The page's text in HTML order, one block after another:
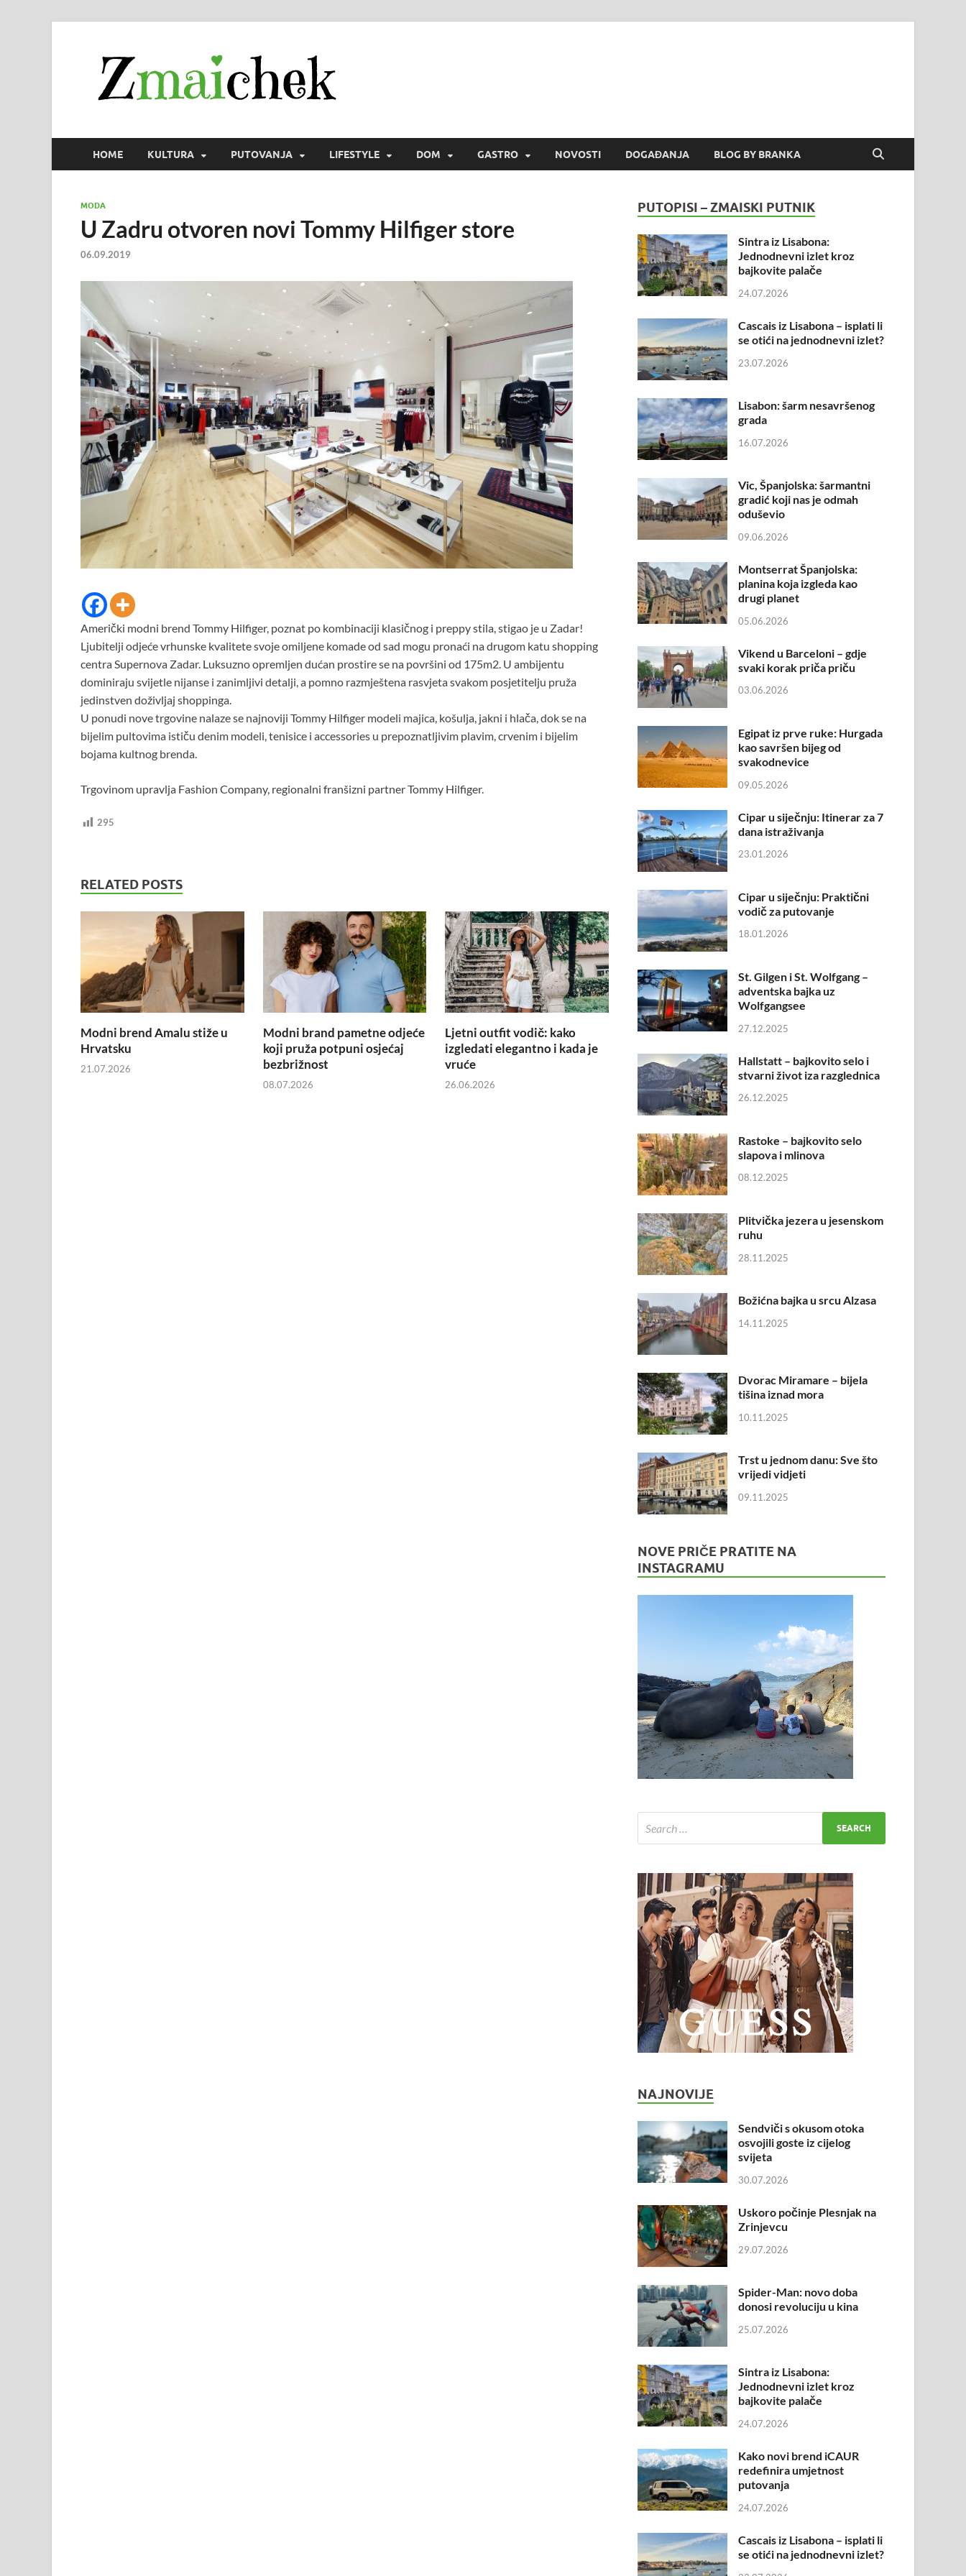
HOME KULTURA PUTOVANJA LIFESTYLE DOM GASTRO NOVOSTI DOGAĐANJA BLOG BY BRANKA
MODA
U Zadru otvoren novi Tommy Hilfiger store
06.09.2019
Američki modni brend Tommy Hilfiger, poznat po kombinaciji klasičnog i preppy stila, stigao je u Zadar!
Ljubitelji odjeće vrhunske kvalitete svoje omiljene komade od sad mogu pronaći na drugom katu shopping
centra Supernova Zadar. Luksuzno opremljen dućan prostire se na površini od 175m2. U ambijentu
dominiraju svijetle nijanse i zanimljivi detalji, a pomno razmještena rasvjeta svakom posjetitelju pruža
jedinstven doživljaj shoppinga.
U ponudi nove trgovine nalaze se najnoviji Tommy Hilfiger modeli majica, košulja, jakni i hlača, dok se na
bijelim pultovima ističu denim modeli, tenisice i accessories u prepoznatljivim plavim, crvenim i bijelim
bojama kultnog brenda.
Trgovinom upravlja Fashion Company, regionalni franšizni partner Tommy Hilfiger.
295
RELATED POSTS
Modni brend Amalu stiže u
Hrvatsku
21.07.2026
Modni brand pametne odjeće
koji pruža potpuni osjećaj
bezbrižnost
08.07.2026
Ljetni outfit vodič: kako
izgledati elegantno i kada je
vruće
26.06.2026
PUTOPISI – ZMAISKI PUTNIK
Sintra iz Lisabona:
Jednodnevni izlet kroz
bajkovite palače
24.07.2026
Cascais iz Lisabona – isplati li
se otići na jednodnevni izlet?
23.07.2026
Lisabon: šarm nesavršenog
grada
16.07.2026
Vic, Španjolska: šarmantni
gradić koji nas je odmah
oduševio
09.06.2026
Montserrat Španjolska:
planina koja izgleda kao
drugi planet
05.06.2026
Vikend u Barceloni – gdje
svaki korak priča priču
03.06.2026
Egipat iz prve ruke: Hurgada
kao savršen bijeg od
svakodnevice
09.05.2026
Cipar u siječnju: Itinerar za 7
dana istraživanja
23.01.2026
Cipar u siječnju: Praktični
vodič za putovanje
18.01.2026
St. Gilgen i St. Wolfgang –
adventska bajka uz
Wolfgangsee
27.12.2025
Hallstatt – bajkovito selo i
stvarni život iza razglednica
26.12.2025
Rastoke – bajkovito selo
slapova i mlinova
08.12.2025
Plitvička jezera u jesenskom
ruhu
28.11.2025
Božićna bajka u srcu Alzasa
14.11.2025
Dvorac Miramare – bijela
tišina iznad mora
10.11.2025
Trst u jednom danu: Sve što
vrijedi vidjeti
09.11.2025
NOVE PRIČE PRATITE NA
INSTAGRAMU
NAJNOVIJE
Sendviči s okusom otoka
osvojili goste iz cijelog
svijeta
30.07.2026
Uskoro počinje Plesnjak na
Zrinjevcu
29.07.2026
Spider-Man: novo doba
donosi revoluciju u kina
25.07.2026
Sintra iz Lisabona:
Jednodnevni izlet kroz
bajkovite palače
24.07.2026
Kako novi brend iCAUR
redefinira umjetnost
putovanja
24.07.2026
Cascais iz Lisabona – isplati li
se otići na jednodnevni izlet?